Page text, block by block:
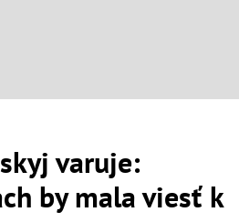
varuje:
by mala viesť k